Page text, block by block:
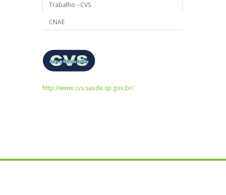
Trabalho - CVS
CNAE
http://www.cvs.saude.sp.gov.br/